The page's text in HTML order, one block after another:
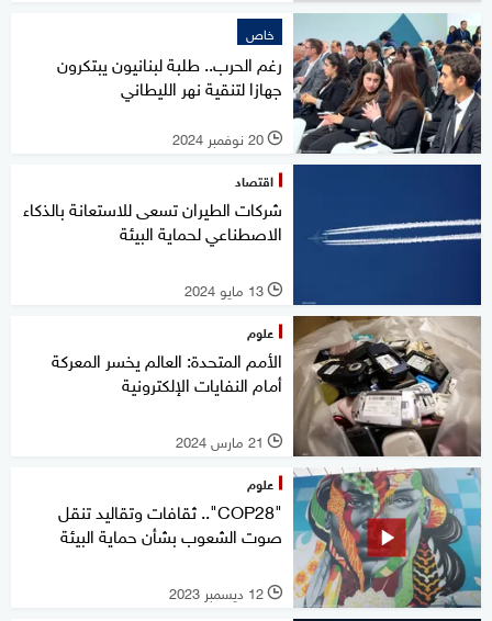
خاص
رغم الحرب.. طلبة لبنانيون يبتكرون
جهازا لتنقية نهر الليطاني
l 20 نوفمبر 2024
اقتصاد
شركات الطيران تسعى للاستعانة بالذكاء
الاصطناعي لحماية البيئة
l 13 مايو 2024
علوم
الأمم المتحدة: العالم يخسر المعركة
أمام النفايات الإلكترونية
l 21 مارس 2024
علوم
"COP28".. ثقافات وتقاليد تنقل
صوت الشعوب بشأن حماية البيئة
l 12 ديسمبر 2023